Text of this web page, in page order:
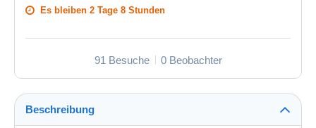
Es bleiben 2 Tage 8 Stunden
91 Besuche 0 Beobachter
Beschreibung